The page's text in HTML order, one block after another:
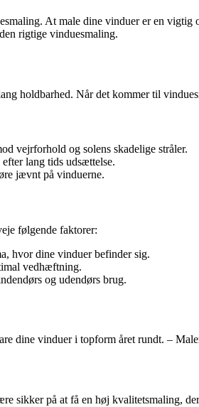
At male dine vinduer er en vigtig
rigtige vinduesmaling.
holdbarhed. Når det kommer til
vejrforhold og solens skadelige stråler.
lang tids udsættelse.
jævnt på vinduerne.
følgende faktorer:
hvor dine vinduer befinder sig.
vedhæftning.
og udendørs brug.
dine vinduer i topform året rundt. –
sikker på at få en høj kvalitetsmaling,